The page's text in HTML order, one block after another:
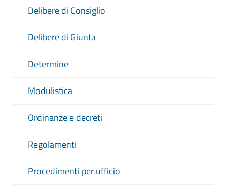
Delibere di Consiglio
Delibere di Giunta
Determine
Modulistica
Ordinanze e decreti
Regolamenti
Procedimenti per ufficio